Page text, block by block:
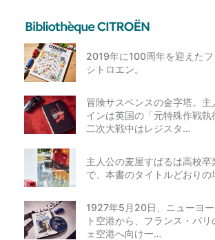
2019年に100周年を迎えたフ
シトロエン。
冒険サスペンスの金字塔。主
インは英国の「元特殊作戦
二次大戦中はレジスタ…
主人公の麦屋すばるは高校
で、本書のタイトルどおりの
1927年5月20日、ニューヨ
ト空港から、フランス・パ
ェ空港へ向け一…